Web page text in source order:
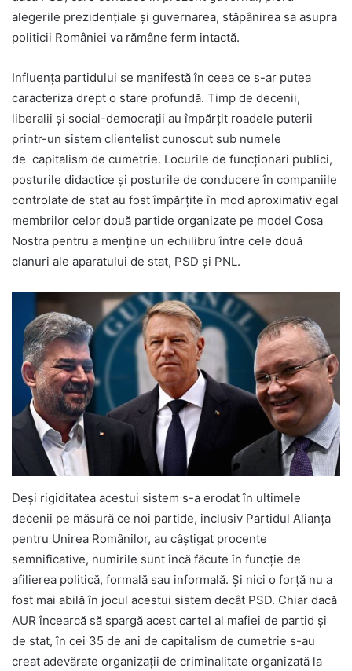
alegerile prezidențiale și guvernarea, stăpânirea sa asupra
politicii României va rămâne ferm intactă.
Influența partidului se manifestă în ceea ce s-ar putea
caracteriza drept o stare profundă. Timp de decenii,
liberalii și social-democrații au împărțit roadele puterii
printr-un sistem clientelist cunoscut sub numele
de capitalism de cumetrie. Locurile de funcționari publici,
posturile didactice și posturile de conducere în companiile
controlate de stat au fost împărțite în mod aproximativ egal
membrilor celor două partide organizate pe model Cosa
Nostra pentru a menține un echilibru între cele două
clanuri ale aparatului de stat, PSD și PNL.
Deși rigiditatea acestui sistem s-a erodat în ultimele
decenii pe măsură ce noi partide, inclusiv Partidul Alianța
pentru Unirea Românilor, au câștigat procente
semnificative, numirile sunt încă făcute în funcție de
afilierea politică, formală sau informală. Și nici o forță nu a
fost mai abilă în jocul acestui sistem decât PSD. Chiar dacă
AUR încearcă să spargă acest cartel al mafiei de partid și
de stat, în cei 35 de ani de capitalism de cumetrie s-au
creat adevărate organizații de criminalitate organizată la